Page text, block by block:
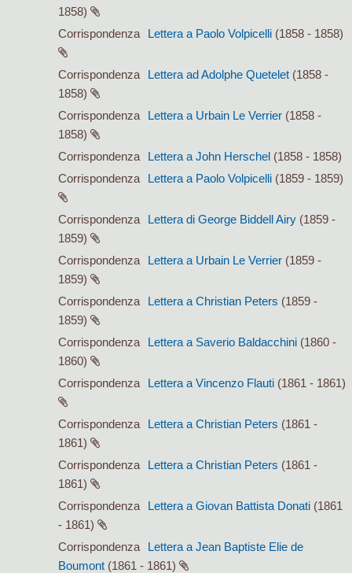
1858)
Corrispondenza
Lettera a Paolo Volpicelli (1858 - 1858)
Corrispondenza Lettera ad Adolphe Quetelet (1858 -
1858)
Corrispondenza
Lettera a Urbain Le Verrier (1858 -
1858)
Corrispondenza
Lettera a John Herschel (1858 - 1858)
Corrispondenza
Lettera a Paolo Volpicelli (1859 - 1859)
Corrispondenza Lettera di George Biddell Airy (1859 -
1859)
Corrispondenza
Lettera a Urbain Le Verrier (1859 -
1859)
Corrispondenza
Lettera a Christian Peters (1859 -
1859)
Corrispondenza
Lettera a Saverio Baldacchini (1860 -
1860)
Corrispondenza
Lettera a Vincenzo Flauti (1861 - 1861)
Corrispondenza Lettera a Christian Peters (1861 -
1861)
Corrispondenza
Lettera a Christian Peters (1861 -
1861)
Corrispondenza
Lettera a Giovan Battista Donati (1861
- 1861)
Corrispondenza
Lettera a Jean Baptiste Elie de
Boumont (1861 - 1861)